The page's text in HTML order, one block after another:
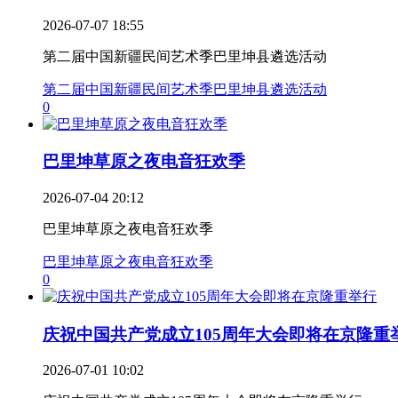
2026-07-07 18:55
第二届中国新疆民间艺术季巴里坤县遴选活动
第二届中国新疆民间艺术季巴里坤县遴选活动
0
巴里坤草原之夜电音狂欢季
2026-07-04 20:12
巴里坤草原之夜电音狂欢季
巴里坤草原之夜电音狂欢季
0
庆祝中国共产党成立105周年大会即将在京隆重
2026-07-01 10:02